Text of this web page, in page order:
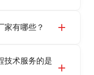
家有哪些？
芯、LNR 天然、
技术服务的是